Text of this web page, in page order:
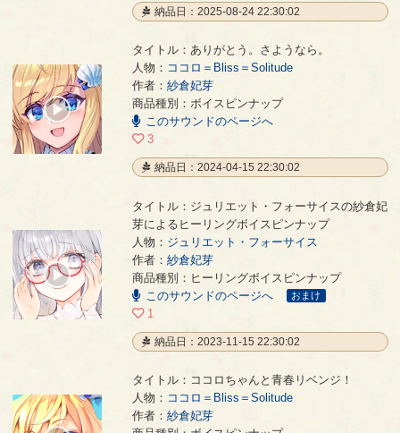
納品日：2025-08-24 22:30:02
ありがとう。さようなら。 - 紗倉妃芽
タイトル：ありがとう。さようなら。
人物： ココロ＝Bliss＝Solitude
作者： 紗倉妃芽
商品種別：ボイスピンナップ
このサウンドのページへ
3
納品日：2024-04-15 22:30:02
ジュリエット・フォーサイスの紗倉妃芽によるヒーリングボイスピンナップ
00:00
02:08
タイトル：ジュリエット・フォーサイスの紗倉妃
芽によるヒーリングボイスピンナップ
人物： ジュリエット・フォーサイス
作者： 紗倉妃芽
商品種別：ヒーリングボイスピンナップ
このサウンドのページへ
おまけ
1
納品日：2023-11-15 22:30:02
ココロちゃんと青春リベンジ！ - 紗倉妃芽
タイトル：ココロちゃんと青春リベンジ！
人物： ココロ＝Bliss＝Solitude
作者： 紗倉妃芽